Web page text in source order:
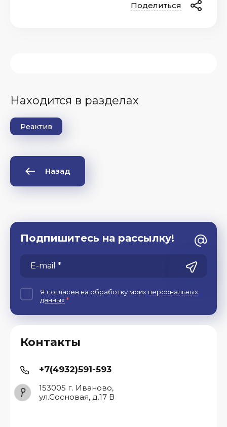
Поделиться
Находится в разделах
Реактив
Назад
Контакты
+7(4932)591-593
153005 г. Иваново,
ул.Сосновая, д.17 В
Подпишитесь на рассылку!
Я согласен на обработку моих персональных
данных*